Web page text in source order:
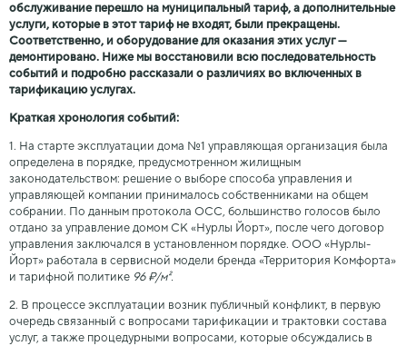
обслуживание перешло на муниципальный тариф, а дополнительные
услуги, которые в этот тариф не входят, были прекращены.
Соответственно, и оборудование для оказания этих услуг —
демонтировано. Ниже мы восстановили всю последовательность
событий и подробно рассказали о различиях во включенных в
тарификацию услугах.
Краткая хронология событий:
1. На старте эксплуатации дома №1 управляющая организация была
определена в порядке, предусмотренном жилищным
законодательством: решение о выборе способа управления и
управляющей компании принималось собственниками на общем
собрании. По данным протокола ОСС, большинство голосов было
отдано за управление домом СК «Нурлы Йорт», после чего договор
управления заключался в установленном порядке. ООО «Нурлы-
Йорт» работала в сервисной модели бренда «Территория Комфорта»
и тарифной политике 96 ₽/м².
2. В процессе эксплуатации возник публичный конфликт, в первую
очередь связанный с вопросами тарификации и трактовки состава
услуг, а также процедурными вопросами, которые обсуждались в